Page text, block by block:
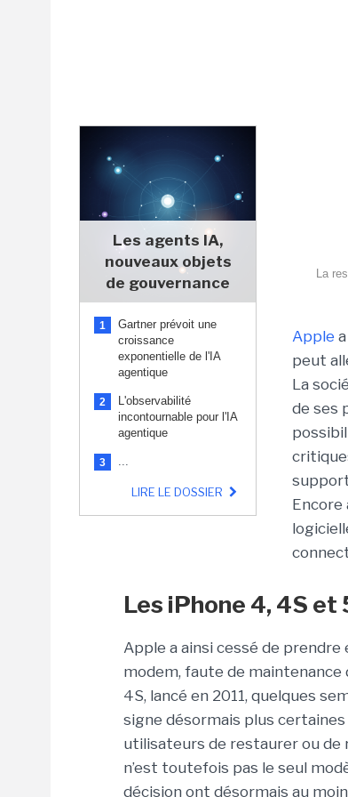
Les agents IA,
nouveaux objets
de gouvernance
1
Gartner prévoit une
croissance
exponentielle de l'IA
agentique
2
L'observabilité
incontournable pour l'IA
agentique
3 ...
LIRE LE DOSSIER
La
Apple
peut
La
de ses
Encore
Les iPhone 4, 4S et
Apple a ainsi cessé de prendre
modem, faute de maintenance
4S, lancé en 2011, quelques
signe désormais plus
utilisateurs de restaurer ou de
n’est toutefois pas le seul
décision ont désormais au